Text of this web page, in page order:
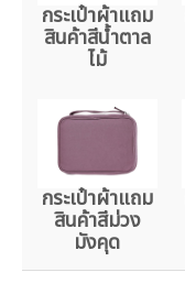
กระเป๋าผ้าแถม
สินค้าสีน้ำตาล
ไม้
กระเป๋าผ้าแถม
สินค้าสีม่วง
มังคุด